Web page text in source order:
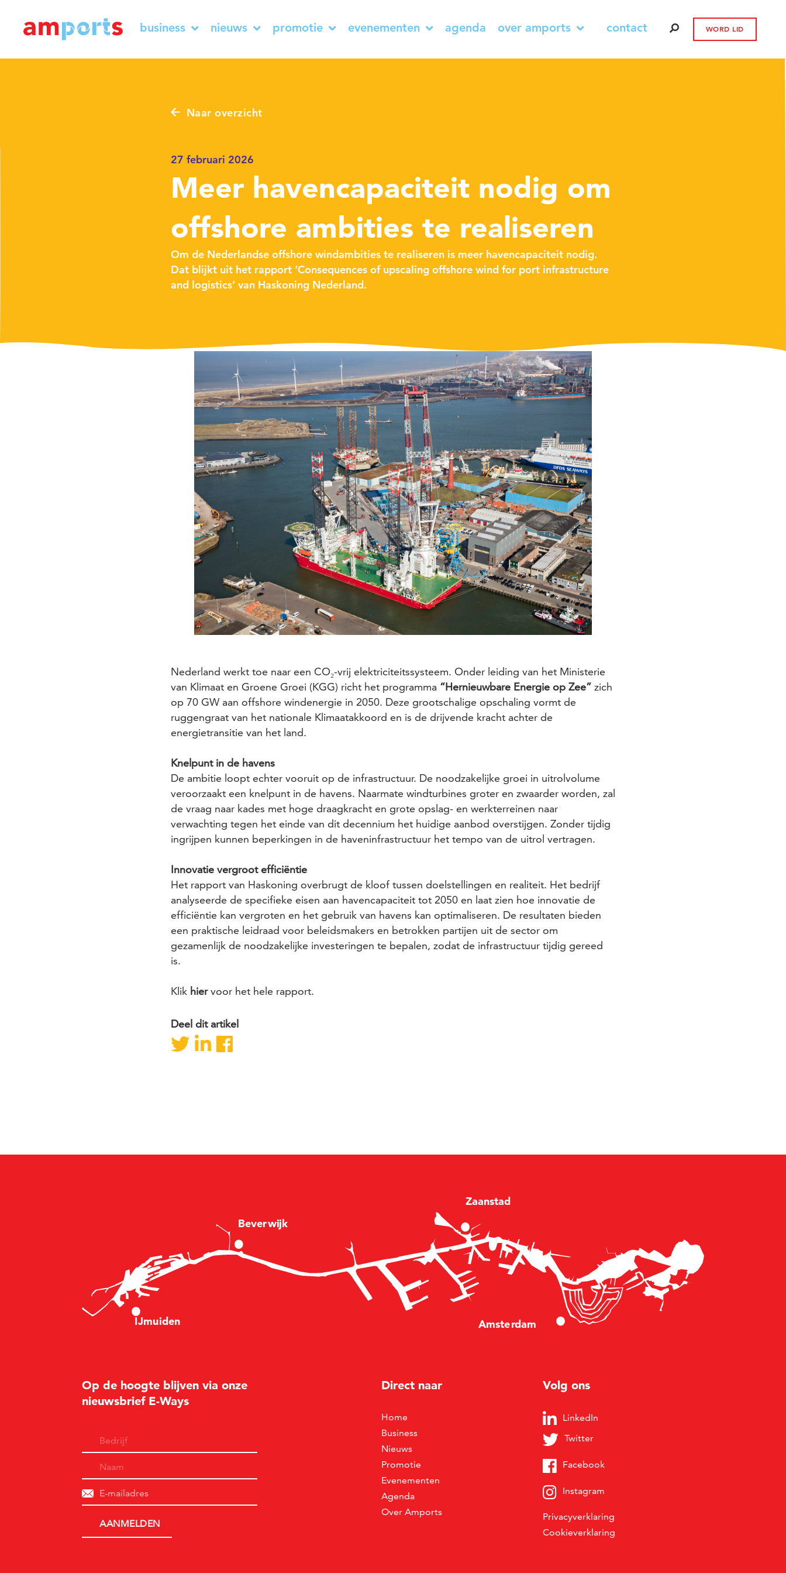
business nieuws promotie evenementen agenda over amports contact WORD LID
Naar overzicht
27 februari 2026
Meer havencapaciteit nodig om
offshore ambities te realiseren
Om de Nederlandse offshore windambities te realiseren is meer havencapaciteit nodig.
Dat blijkt uit het rapport ‘Consequences of upscaling offshore wind for port infrastructure
and logistics’ van Haskoning Nederland.
Nederland werkt toe naar een CO₂-vrij elektriciteitssysteem. Onder leiding van het Ministerie
van Klimaat en Groene Groei (KGG) richt het programma “Hernieuwbare Energie op Zee” zich
op 70 GW aan offshore windenergie in 2050. Deze grootschalige opschaling vormt de
ruggengraat van het nationale Klimaatakkoord en is de drijvende kracht achter de
energietransitie van het land.
Knelpunt in de havens
De ambitie loopt echter vooruit op de infrastructuur. De noodzakelijke groei in uitrolvolume
veroorzaakt een knelpunt in de havens. Naarmate windturbines groter en zwaarder worden, zal
de vraag naar kades met hoge draagkracht en grote opslag- en werkterreinen naar
verwachting tegen het einde van dit decennium het huidige aanbod overstijgen. Zonder tijdig
ingrijpen kunnen beperkingen in de haveninfrastructuur het tempo van de uitrol vertragen.
Innovatie vergroot efficiëntie
Het rapport van Haskoning overbrugt de kloof tussen doelstellingen en realiteit. Het bedrijf
analyseerde de specifieke eisen aan haven­capaciteit tot 2050 en laat zien hoe innovatie de
efficiëntie kan vergroten en het gebruik van havens kan optimaliseren. De resultaten bieden
een praktische leidraad voor beleidsmakers en betrokken partijen uit de sector om
gezamenlijk de noodzakelijke investeringen te bepalen, zodat de infrastructuur tijdig gereed
is.
Klik hiervoor het hele rapport.
Deel dit artikel
IJmuiden
Beverwijk
Zaanstad
Amsterdam
Op de hoogte blijven via onze
nieuwsbrief E-Ways
Direct naar
Home
Business
Nieuws
Promotie
Evenementen
Agenda
Over Amports
Volg ons
LinkedIn
Twitter
Facebook
Instagram
Privacyverklaring
Cookieverklaring